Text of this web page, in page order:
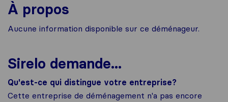
À propos
Aucune information disponible sur ce déménageur.
Sirelo demande...
Qu'est-ce qui distingue votre entreprise?
Cette entreprise de déménagement n'a pas encore